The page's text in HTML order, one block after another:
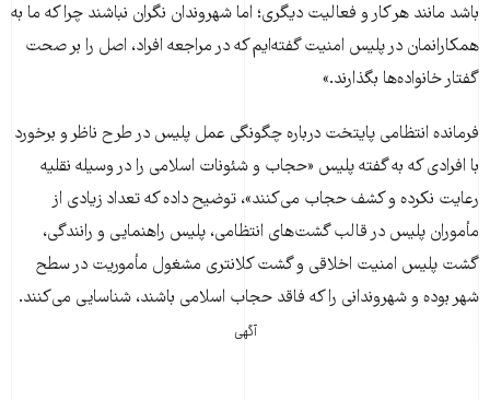
باشد مانند هر کار و فعالیت دیگری؛ اما شهروندان نگران نباشند چرا که ما به
همکارانمان در پلیس امنیت گفته‌ایم که در مراجعه افراد، اصل را بر صحت
گفتار خانواده‌ها بگذارند.»
فرمانده انتظامی پایتخت درباره چگونگی عمل پلیس در طرح ناظر و برخورد
با افرادی که به گفته پلیس «حجاب و شئونات اسلامی را در وسیله نقلیه
رعایت نکرده و کشف حجاب می‌کنند»، توضیح داده که تعداد زیادی از
مأموران پلیس در قالب گشت‌های انتظامی، پلیس راهنمایی و رانندگی،
گشت پلیس امنیت اخلاقی و گشت کلانتری مشغول مأموریت در سطح
شهر بوده و شهروندانی را که فاقد حجاب اسلامی باشند، شناسایی می‌کنند.
آگهی